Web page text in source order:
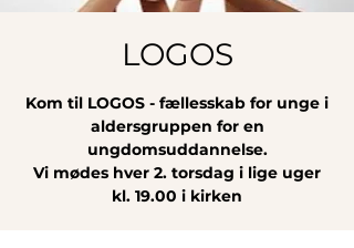
LOGOS
Kom til LOGOS - fællesskab for unge i
aldersgruppen for en
ungdomsuddannelse.
Vi mødes hver 2. torsdag i lige uger
kl. 19.00 i kirken